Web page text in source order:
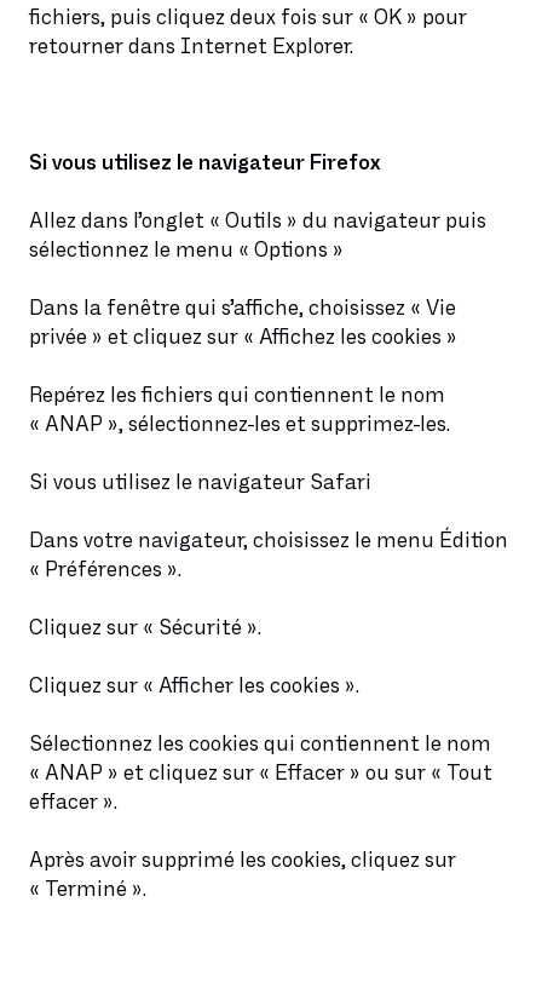
fichiers, puis cliquez deux fois sur « OK » pour
retourner dans Internet Explorer.
Si vous utilisez le navigateur Firefox
Allez dans l’onglet « Outils » du navigateur puis
sélectionnez le menu « Options »
Dans la fenêtre qui s’affiche, choisissez « Vie
privée » et cliquez sur « Affichez les cookies »
Repérez les fichiers qui contiennent le nom
« ANAP », sélectionnez-les et supprimez-les.
Si vous utilisez le navigateur Safari
Dans votre navigateur, choisissez le menu Édition
« Préférences ».
Cliquez sur « Sécurité ».
Cliquez sur « Afficher les cookies ».
Sélectionnez les cookies qui contiennent le nom
« ANAP » et cliquez sur « Effacer » ou sur « Tout
effacer ».
Après avoir supprimé les cookies, cliquez sur
« Terminé ».